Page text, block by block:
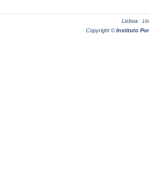
Lisboa:
Copyright ©Instituto